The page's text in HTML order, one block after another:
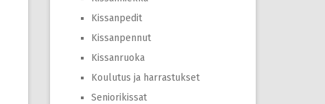
Kissanpedit
Kissanpennut
Kissanruoka
Koulutus ja harrastukset
Seniorikissat